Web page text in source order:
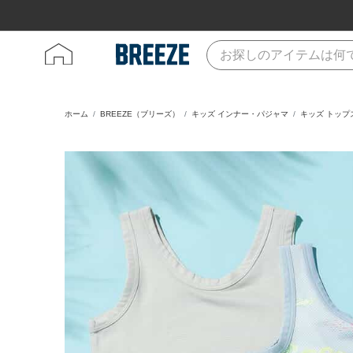
ホーム BREEZE（ブリーズ） キッズ インナー・パジャマ キッズ トップ